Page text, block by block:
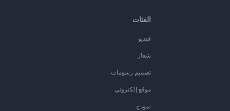
الفئات
فيديو
شعار
تصميم رسومات
موقع إلكتروني
نموذج